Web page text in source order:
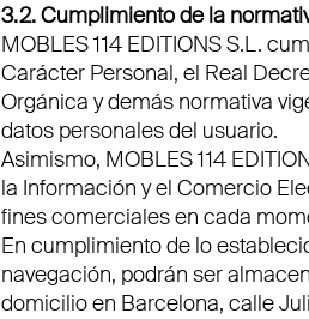
3.2. Cumplimiento de la
MOBLES 114 EDITIONS S.L.
Carácter Personal, el Real
Orgánica y demás normativa
datos personales del usuario.
Asimismo, MOBLES 114
la Información y el Comercio
fines comerciales en cada
En cumplimiento de lo
navegación, podrán ser
domicilio en Barcelona, calle